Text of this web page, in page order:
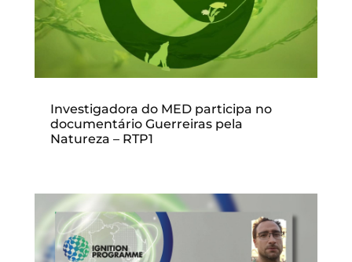
Investigadora do MED participa no
documentário Guerreiras pela
Natureza – RTP1